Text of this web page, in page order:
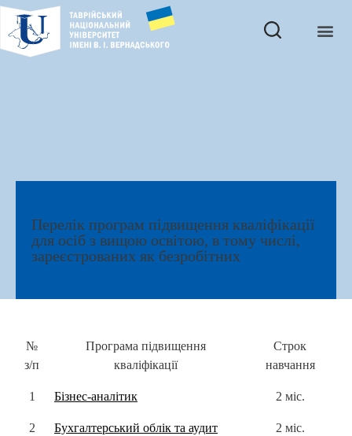
Перелік програм підвищення кваліфікації
для осіб з вищою освітою, в тому числі,
зареєстрованих як безробітних
№
з/п
Програма підвищення
кваліфікації
Строк
навчання
1 Бізнес-аналітик 2 міс.
2 Бухгалтерський облік та аудит 2 міс.